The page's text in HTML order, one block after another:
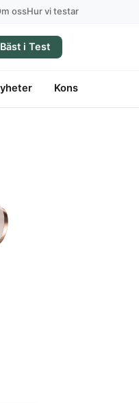
ossHur vi testar
i Test